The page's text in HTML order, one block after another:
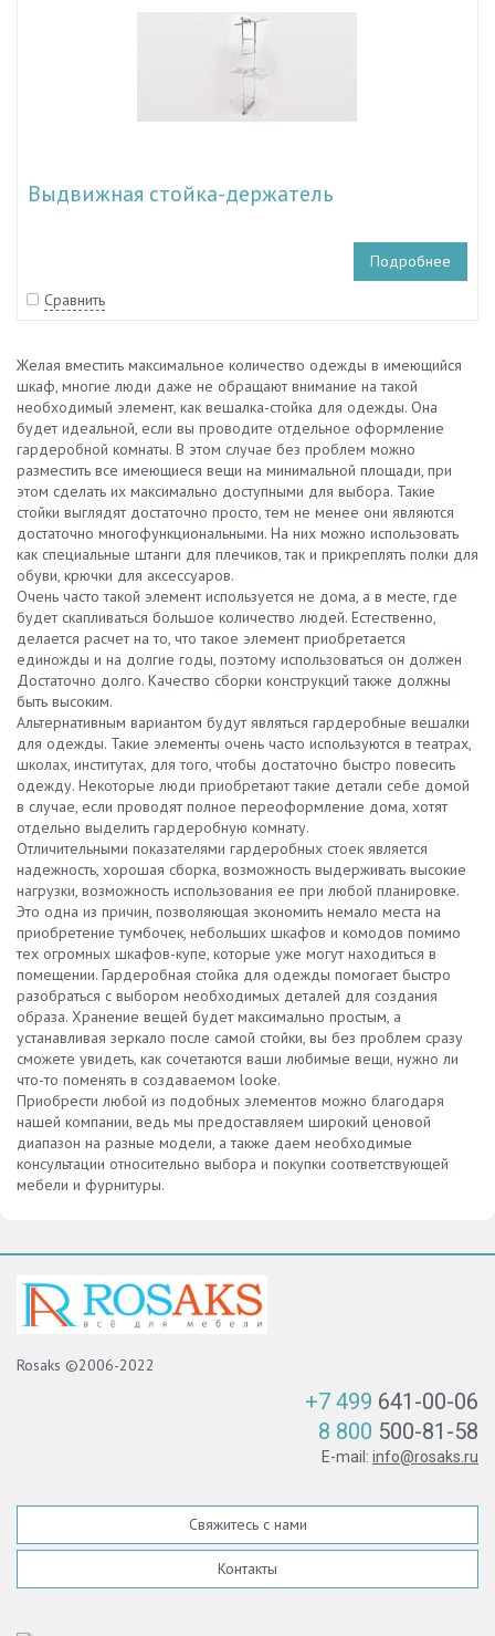
Выдвижная стойка-держатель
Подробнее
Сравнить
Желая вместить максимальное количество одежды в имеющийся
шкаф, многие люди даже не обращают внимание на такой
необходимый элемент, как вешалка-стойка для одежды. Она
будет идеальной, если вы проводите отдельное оформление
гардеробной комнаты. В этом случае без проблем можно
разместить все имеющиеся вещи на минимальной площади, при
этом сделать их максимально доступными для выбора. Такие
стойки выглядят достаточно просто, тем не менее они являются
достаточно многофункциональными. На них можно использовать
как специальные штанги для плечиков, так и прикреплять полки для
обуви, крючки для аксессуаров.
Очень часто такой элемент используется не дома, а в месте, где
будет скапливаться большое количество людей. Естественно,
делается расчет на то, что такое элемент приобретается
единожды и на долгие годы, поэтому использоваться он должен
Достаточно долго. Качество сборки конструкций также должны
быть высоким.
Альтернативным вариантом будут являться гардеробные вешалки
для одежды. Такие элементы очень часто используются в театрах,
школах, институтах, для того, чтобы достаточно быстро повесить
одежду. Некоторые люди приобретают такие детали себе домой
в случае, если проводят полное переоформление дома, хотят
отдельно выделить гардеробную комнату.
Отличительными показателями гардеробных стоек является
надежность, хорошая сборка, возможность выдерживать высокие
нагрузки, возможность использования ее при любой планировке.
Это одна из причин, позволяющая экономить немало места на
приобретение тумбочек, небольших шкафов и комодов помимо
тех огромных шкафов-купе, которые уже могут находиться в
помещении. Гардеробная стойка для одежды помогает быстро
разобраться с выбором необходимых деталей для создания
образа. Хранение вещей будет максимально простым, а
устанавливая зеркало после самой стойки, вы без проблем сразу
сможете увидеть, как сочетаются ваши любимые вещи, нужно ли
что-то поменять в создаваемом looke.
Приобрести любой из подобных элементов можно благодаря
нашей компании, ведь мы предоставляем широкий ценовой
диапазон на разные модели, а также даем необходимые
консультации относительно выбора и покупки соответствующей
мебели и фурнитуры.
Rosaks ©2006-2022
+7 499 641-00-06
8 800 500-81-58
E-mail: info@rosaks.ru
Свяжитесь с нами
Контакты